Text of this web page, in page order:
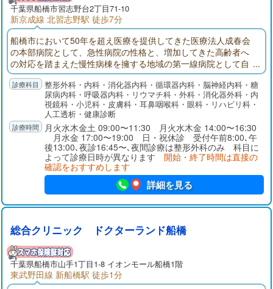
千葉県船橋市習志野台2丁目71-10
新京成線 北習志野駅 徒歩7分
船橋市において50年を超え医療を提供してきた医療法人成春会
の本部病院として、急性病院の性格と、増加してきた高齢者へ
の対応を踏まえた慢性病棟を擁する地域の第一線病院として自
負しております。人工透析センターでは永年蓄積したデータと
経験、最新の透析機械により外来・入院治療を行っておりま
す。人工関節脊椎センターでは関節や腰等の痛みの治療を行っ
ております。特にひざ人工関節置換術は北海道や鹿児島、中
国・アメリカより手術を受けに来院頂いております。
整形外科・内科・消化器内科・循環器内科・脳神経内科・糖
尿病内科・呼吸器内科・リウマチ科・外科・消化器外科・内
視鏡科・小児科・皮膚科・耳鼻咽喉科・眼科・リハビリ科・
人工透析・健康診断
月火水木金土 09:00〜11:30 月火水木金 14:00〜16:30
月水金 17:00〜19:00 日・祝休診 受付午前8:00､午
後13:00､夜診16:45〜､夜間診療は整形外科のみ 科目に
よって診療日時が異なります 開始・終了時間は直接の
確認をおすすめします
詳細を見る
総合クリニック ドクターランド船橋
千葉県船橋市山手1丁目1-8 イオンモール船橋1階
東武野田線 新船橋駅 徒歩1分